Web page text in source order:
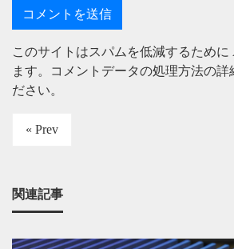
このサイトはスパムを低減するために
ます。
コメントデータの処理方法の詳
ださい。
« Prev
関連記事